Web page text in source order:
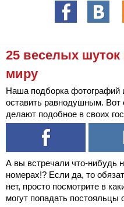
25 веселых шуток
миру
Наша подборка фотографий
оставить равнодушным.
делают подобное в своих
А вы встречали что-нибудь
номерах!? Если да, то
нет, просто посмотрите в
могут попадать постояльцы